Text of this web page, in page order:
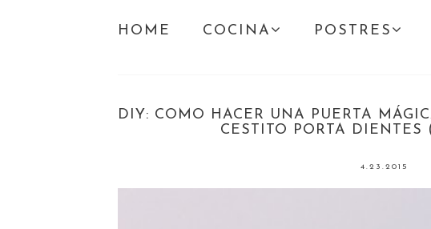
HOME COCINA POSTRES
DIY: COMO HACER UNA PUERTA
CESTITO PORTA DIENTES
4.23.2015